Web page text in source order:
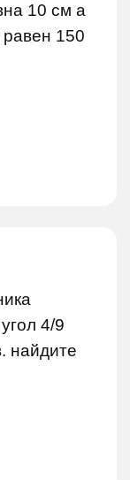
10 см а
150
4/9
найдите